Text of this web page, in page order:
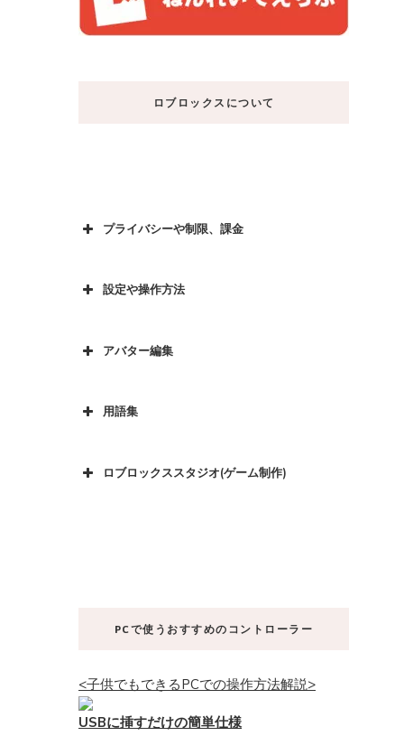
ロブロックスについて
プライバシーや制限、課金
設定や操作方法
アバター編集
用語集
ロブロックススタジオ(ゲーム制作)
PCで使うおすすめのコントローラー
<子供でもできるPCでの操作方法解説>
USBに挿すだけの簡単仕様